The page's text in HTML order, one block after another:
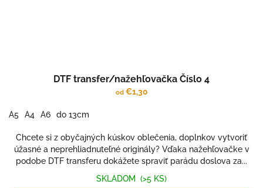
DTF transfer/nažehľovačka Číslo 4
od€1,30
A5 A4 A6 do 13cm
Chcete si z obyčajných kúskov oblečenia, doplnkov vytvoriť
úžasné a neprehliadnuteľné originály? Vďaka nažehľovačke v
podobe DTF transferu dokážete spraviť parádu doslova za...
SKLADOM (>5 KS)